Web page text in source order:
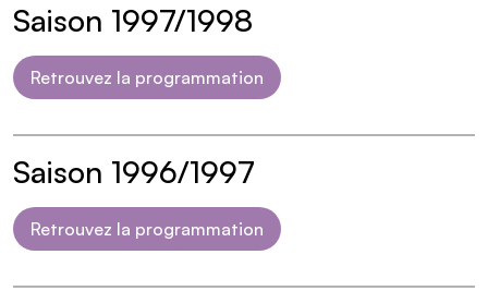
Saison 1997/1998
Retrouvez la programmation
Saison 1996/1997
Retrouvez la programmation